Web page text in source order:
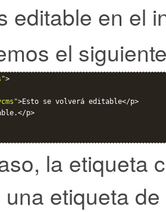
editable en el
el
>
>Esto se volverá editable</p>
p>
la etiqueta
etiqueta